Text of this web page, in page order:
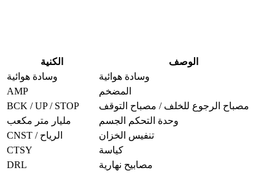
الكنية
الوصف
وسادة هوائية
وسادة هوائية
AMP
المضخم
BCK / UP / STOP
مصباح الرجوع للخلف / مصباح التوقف
مليار متر مكعب
وحدة التحكم الجسم
CNST / الرياح
تنفيس الخزان
CTSY
كياسة
DRL
مصابيح نهارية